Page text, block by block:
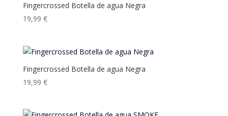
Fingercrossed Botella de agua Negra
19,99 €
Fingercrossed Botella de agua Negra
19,99 €